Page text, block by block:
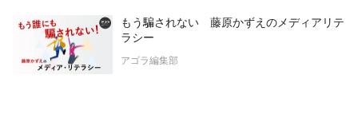
もう騙されない 藤原かずえのメディアリテ
ラシー
アゴラ編集部